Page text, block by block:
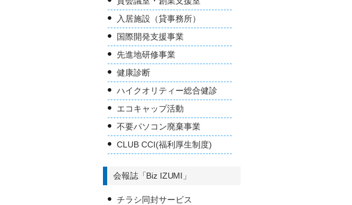
入居施設（貸事務所）
国際開発支援事業
先進地研修事業
健康診断
ハイクオリティー総合健診
エコキャップ活動
不要パソコン廃棄事業
CLUB CCI(福利厚生制度)
会報誌「Biz IZUMI」
チラシ同封サービス